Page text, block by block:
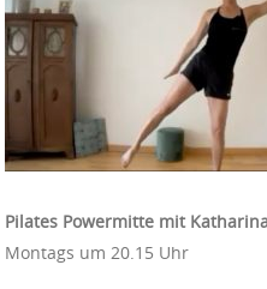
Pilates Powermitte mit
Montags um 20.15 Uhr